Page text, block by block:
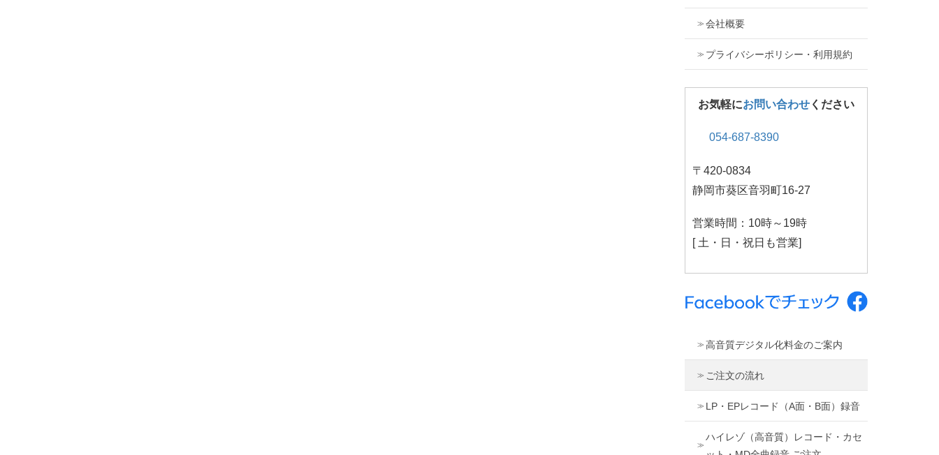
会社概要
プライバシーポリシー・利用規約
お気軽にお問い合わせください
054-687-8390
〒420-0834
静岡市葵区音羽町16-27
営業時間：10時～19時
[ 土・日・祝日も営業]
高音質デジタル化料金のご案内
ご注文の流れ
LP・EPレコード（A面・B面）録音
ハイレゾ（高音質）レコード・カセ